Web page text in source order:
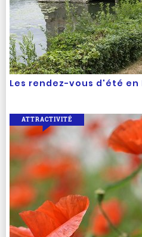
Les rendez-vous d'été en
ATTRACTIVITÉ